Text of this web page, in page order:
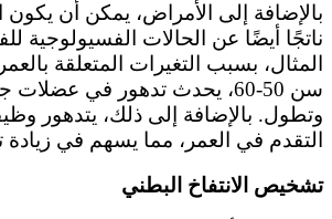
بالإضافة إلى الأمراض، يمكن أن
ناتجًا أيضًا عن الحالات الفسيولوجية
المثال، بسبب التغيرات المتعلقة
سن 50-60، يحدث تدهور في عضلات
وتطول. بالإضافة إلى ذلك، يتدهور
التقدم في العمر، مما يسهم في زيادة
تشخيص الانتفاخ البطني